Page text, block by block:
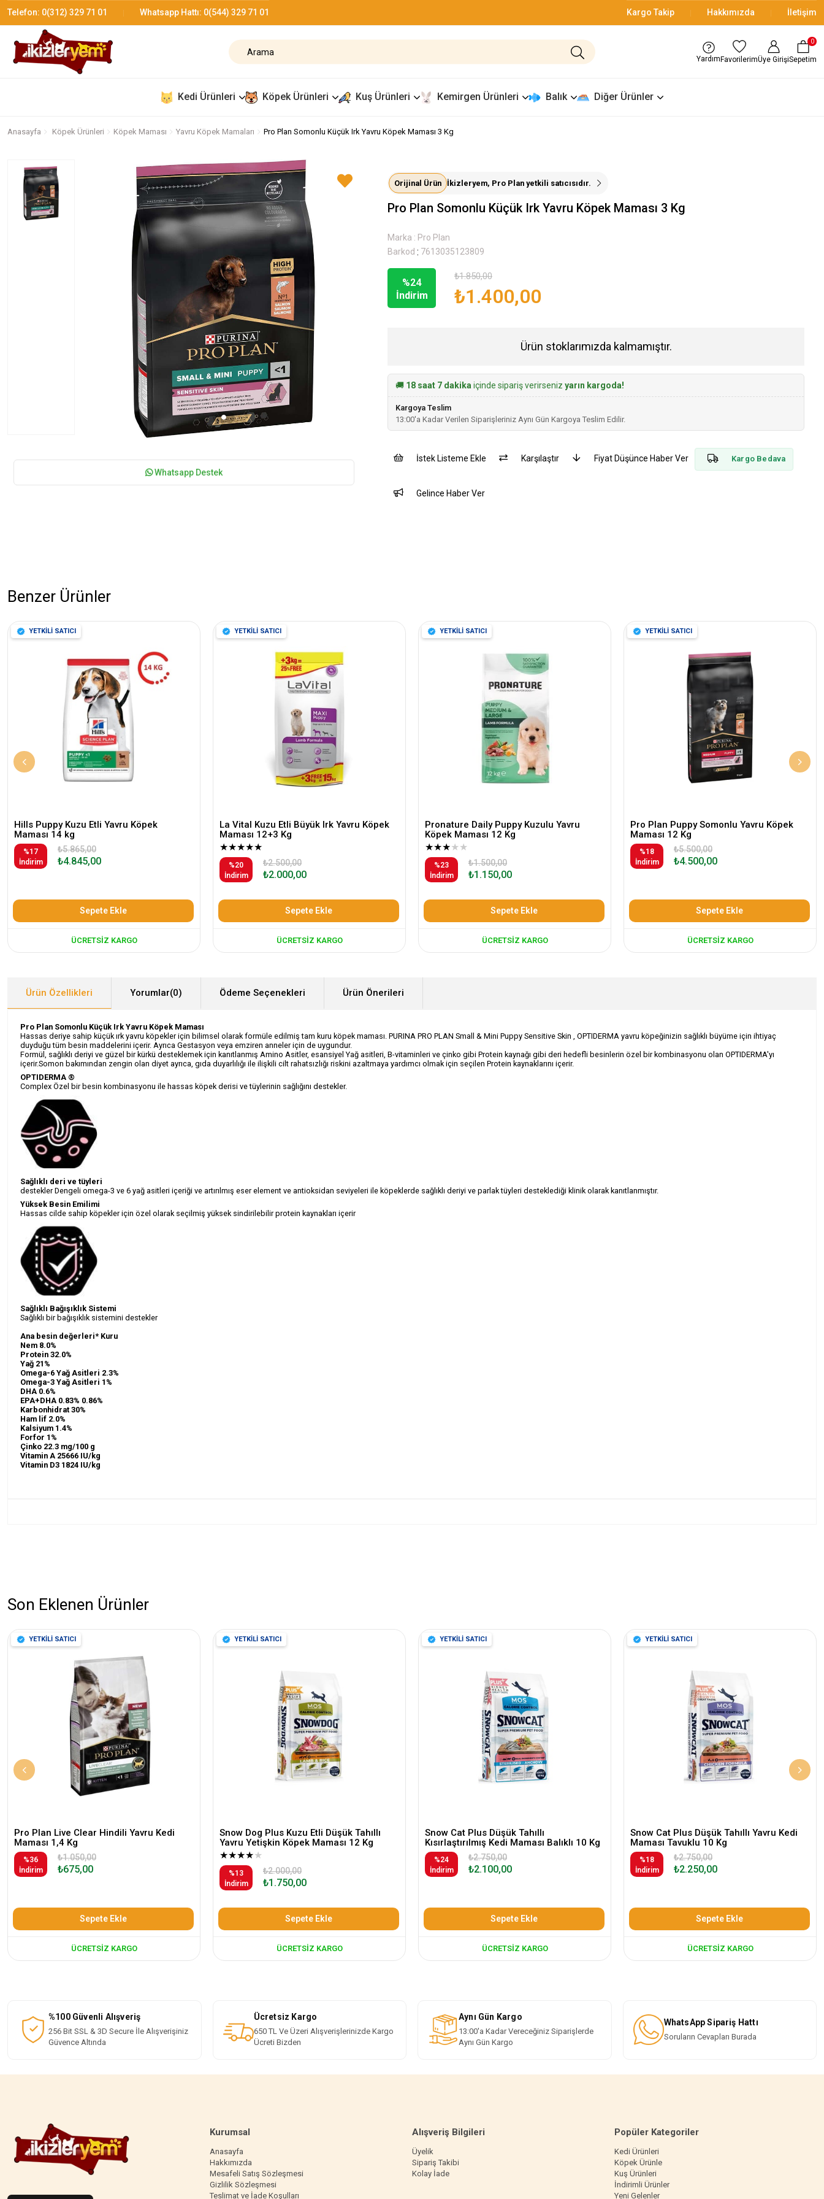
Telefon: 0(312) 329 71 01 Whatsapp Hattı: 0(544) 329 71 01 Kargo Takip Hakkımızda İletişim
Yardım FavorilerimÜye GirişiSepetim
0
Kedi Ürünleri Köpek Ürünleri Kuş Ürünleri Kemirgen Ürünleri Balık Diğer Ürünler
Anasayfa Köpek Ürünleri Köpek Maması Yavru Köpek Mamaları Pro Plan Somonlu Küçük Irk Yavru Köpek Maması 3 Kg
Whatsapp Destek
Orijinal Ürün İkizleryem, Pro Plan yetkili satıcısıdır.
Pro Plan Somonlu Küçük Irk Yavru Köpek Maması 3 Kg
Marka : Pro Plan
Barkod : 7613035123809
%24
İndirim
₺1.850,00
₺1.400,00
Ürün stoklarımızda kalmamıştır.
🚚 18 saat 6 dakika içinde sipariş verirseniz yarın kargoda!
Kargoya Teslim
13:00'a Kadar Verilen Siparişleriniz Aynı Gün Kargoya Teslim Edilir.
İstek Listeme Ekle Karşılaştır Fiyat Düşünce Haber Ver Kargo Bedava
Gelince Haber Ver
Benzer Ürünler
Hills Puppy Kuzu Etli Yavru Köpek
Maması 14 kg
%17
İndirim
₺4.845,00
₺5.865,00
Sepete Ekle
ÜCRETSIZ KARGO
YETKİLİ SATICI
La Vital Kuzu Etli Büyük Irk Yavru Köpek
Maması 12+3 Kg
★★★★★
%20
İndirim
₺2.000,00
₺2.500,00
Sepete Ekle
ÜCRETSIZ KARGO
YETKİLİ SATICI
Pronature Daily Puppy Kuzulu Yavru
Köpek Maması 12 Kg
★★★★★
%23
İndirim
₺1.150,00
₺1.500,00
Sepete Ekle
ÜCRETSIZ KARGO
YETKİLİ SATICI
Pro Plan Puppy Somonlu Yavru Köpek
Maması 12 Kg
%18
İndirim
₺4.500,00
₺5.500,00
Sepete Ekle
ÜCRETSIZ KARGO
YETKİLİ SATICI
Ürün Özellikleri Yorumlar(0) Ödeme Seçenekleri Ürün Önerileri
Pro Plan Somonlu Küçük Irk Yavru Köpek Maması
Hassas deriye sahip küçük ırk yavru köpekler için bilimsel olarak formüle edilmiş tam kuru köpek maması. PURINA PRO PLAN Small & Mini Puppy Sensitive Skin , OPTIDERMA yavru köpeğinizin sağlıklı büyüme için ihtiyaç
duyduğu tüm besin maddelerini içerir. Ayrıca Gestasyon veya emziren anneler için de uygundur.
Formül, sağlıklı deriyi ve güzel bir kürkü desteklemek için kanıtlanmış Amino Asitler, esansiyel Yağ asitleri, B-vitaminleri ve çinko gibi Protein kaynağı gibi deri hedefli besinlerin özel bir kombinasyonu olan OPTIDERMA'yı
içerir.Somon bakımından zengin olan diyet ayrıca, gıda duyarlılığı ile ilişkili cilt rahatsızlığı riskini azaltmaya yardımcı olmak için seçilen Protein kaynaklarını içerir.
OPTIDERMA ®
Complex Özel bir besin kombinasyonu ile hassas köpek derisi ve tüylerinin sağlığını destekler.
Sağlıklı deri ve tüyleri
destekler Dengeli omega-3 ve 6 yağ asitleri içeriği ve artırılmış eser element ve antioksidan seviyeleri ile köpeklerde sağlıklı deriyi ve parlak tüyleri desteklediği klinik olarak kanıtlanmıştır.
Yüksek Besin Emilimi
Hassas cilde sahip köpekler için özel olarak seçilmiş yüksek sindirilebilir protein kaynakları içerir
Sağlıklı Bağışıklık Sistemi
Sağlıklı bir bağışıklık sistemini destekler
Ana besin değerleri* Kuru
Nem 8.0%
Protein 32.0%
Yağ 21%
Omega-6 Yağ Asitleri 2.3%
Omega-3 Yağ Asitleri 1%
DHA 0.6%
EPA+DHA 0.83% 0.86%
Karbonhidrat 30%
Ham lif 2.0%
Kalsiyum 1.4%
Forfor 1%
Çinko 22.3 mg/100 g
Vitamin A 25666 IU/kg
Vitamin D3 1824 IU/kg
Son Eklenen Ürünler
Pro Plan Live Clear Hindili Yavru Kedi
Maması 1,4 Kg
%36
İndirim
₺675,00
₺1.050,00
Sepete Ekle
ÜCRETSIZ KARGO
YETKİLİ SATICI
Snow Dog Plus Kuzu Etli Düşük Tahıllı
Yavru Yetişkin Köpek Maması 12 Kg
★★★★★
%13
İndirim
₺1.750,00
₺2.000,00
Sepete Ekle
ÜCRETSIZ KARGO
YETKİLİ SATICI
Snow Cat Plus Düşük Tahıllı
Kısırlaştırılmış Kedi Maması Balıklı 10 Kg
%24
İndirim
₺2.100,00
₺2.750,00
Sepete Ekle
ÜCRETSIZ KARGO
YETKİLİ SATICI
Snow Cat Plus Düşük Tahıllı Yavru Kedi
Maması Tavuklu 10 Kg
%18
İndirim
₺2.250,00
₺2.750,00
Sepete Ekle
ÜCRETSIZ KARGO
YETKİLİ SATICI
%100 Güvenli Alışveriş
256 Bit SSL & 3D Secure İle Alışverişiniz
Güvence Altında
Ücretsiz Kargo
650 TL Ve Üzeri Alışverişlerinizde Kargo
Ücreti Bizden
Aynı Gün Kargo
13:00'a Kadar Vereceğiniz Siparişlerde
Aynı Gün Kargo
WhatsApp Sipariş Hattı
Soruların Cevapları Burada
Kurumsal
Anasayfa
Hakkımızda
Mesafeli Satış Sözleşmesi
Gizlilik Sözleşmesi
Teslimat ve İade Koşulları
Alışveriş Bilgileri
Üyelik
Sipariş Takibi
Kolay İade
Popüler Kategoriler
Kedi Ürünleri
Köpek Ürünle
Kuş Ürünleri
İndirimli Ürünler
Yeni Gelenler